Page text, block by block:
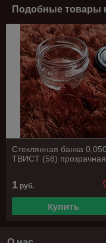
Подобные товары
Стеклянная банка
ТВИСТ (58) прозрачная
1 руб.
Купить